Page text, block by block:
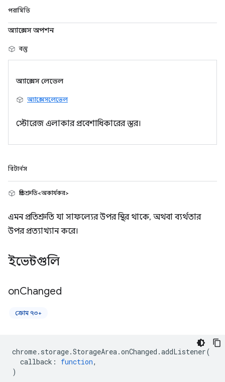
পরামিতি
অ্যাক্সেস অপশন
বস্তু
অ্যাক্সেস লেভেল
অ্যাক্সেসলেভেল
স্টোরেজ এলাকার প্রবেশাধিকারের স্তর।
রিটার্নস
প্রতিশ্রুতি<অকার্যকর>
এমন প্রতিশ্রুতি যা সাফল্যের উপর স্থির থাকে, অথবা ব্যর্থতার
উপর প্রত্যাখ্যান করে।
ইভেন্টগুলি
onChanged
ক্রোম ৭৩+
chrome. storage.StorageArea.onChanged .addListener(
callback : function,
)